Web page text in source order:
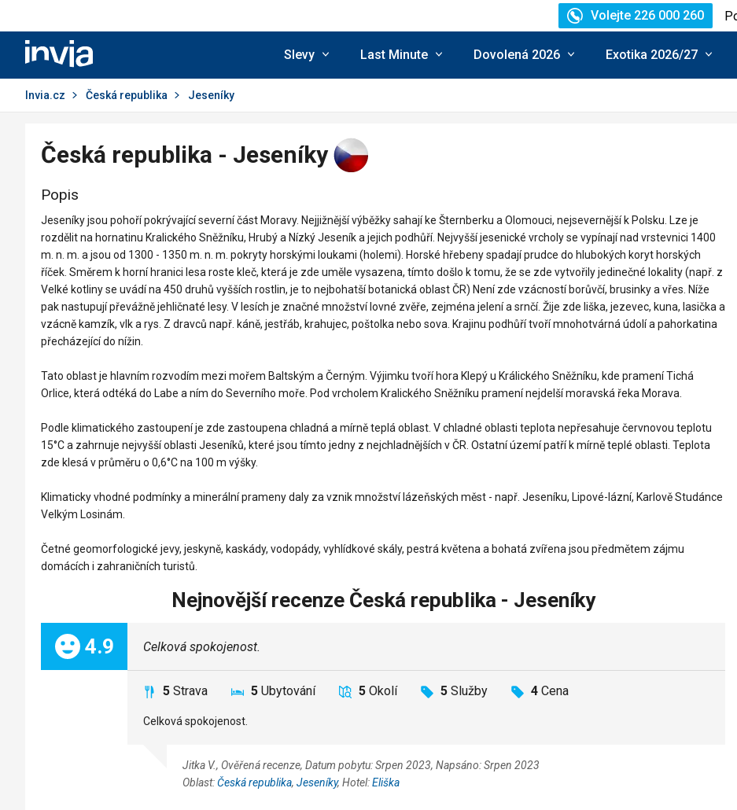
Invia.cz
Volejte 226 000 260
Slevy Last Minute Dovolená 2026 Exotika 2026/27
Invia.cz Česká republika Jeseníky
Česká republika - Jeseníky
Popis
Jeseníky jsou pohoří pokrývající severní část Moravy. Nejjižnější výběžky sahají ke Šternberku a Olomouci, nejsevernější k Polsku. Lze je
rozdělit na hornatinu Kralického Sněžníku, Hrubý a Nízký Jeseník a jejich podhůří. Nejvyšší jesenické vrcholy se vypínají nad vrstevnici 1400
m. n. m. a jsou od 1300 - 1350 m. n. m. pokryty horskými loukami (holemi). Horské hřebeny spadají prudce do hlubokých koryt horských
říček. Směrem k horní hranici lesa roste kleč, která je zde uměle vysazena, tímto došlo k tomu, že se zde vytvořily jedinečné lokality (např. z
Velké kotliny se uvádí na 450 druhů vyšších rostlin, je to nejbohatší botanická oblast ČR) Není zde vzácností borůvčí, brusinky a vřes. Níže
pak nastupují převážně jehličnaté lesy. V lesích je značné množství lovné zvěře, zejména jelení a srnčí. Žije zde liška, jezevec, kuna, lasička a
vzácně kamzík, vlk a rys. Z dravců např. káně, jestřáb, krahujec, poštolka nebo sova. Krajinu podhůří tvoří mnohotvárná údolí a pahorkatina
přecházející do nížin.
Tato oblast je hlavním rozvodím mezi mořem Baltským a Černým. Výjimku tvoří hora Klepý u Králického Sněžníku, kde pramení Tichá
Orlice, která odtéká do Labe a ním do Severního moře. Pod vrcholem Kralického Sněžníku pramení nejdelší moravská řeka Morava.
Podle klimatického zastoupení je zde zastoupena chladná a mírně teplá oblast. V chladné oblasti teplota nepřesahuje červnovou teplotu
15°C a zahrnuje nejvyšší oblasti Jeseníků, které jsou tímto jedny z nejchladnějších v ČR. Ostatní území patří k mírně teplé oblasti. Teplota
zde klesá v průměru o 0,6°C na 100 m výšky.
Klimaticky vhodné podmínky a minerální prameny daly za vznik množství lázeňských měst - např. Jeseníku, Lipové-lázní, Karlově Studánce
Velkým Losinám.
Četné geomorfologické jevy, jeskyně, kaskády, vodopády, vyhlídkové skály, pestrá květena a bohatá zvířena jsou předmětem zájmu
domácích i zahraničních turistů.
Nejnovější recenze Česká republika - Jeseníky
Celkem:
4.9 Celková spokojenost.
5 Strava 5 Ubytování 5 Okolí 5 Služby 4 Cena
Celková spokojenost.
Jitka V., Ověřená recenze, Datum pobytu: Srpen 2023, Napsáno: Srpen 2023
Oblast:Česká republika, Jeseníky, Hotel:Eliška